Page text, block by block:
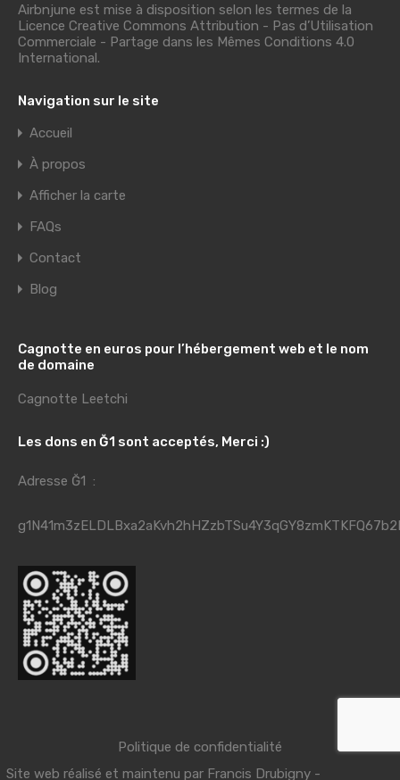
Airbnjune est mise à disposition selon les termes de la
Licence Creative Commons Attribution - Pas d’Utilisation
Commerciale - Partage dans les Mêmes Conditions 4.0
International.
Navigation sur le site
Accueil
À propos
Afficher la carte
FAQs
Contact
Blog
Cagnotte en euros pour l’hébergement web et le nom
de domaine
Cagnotte Leetchi
Les dons en Ğ1 sont acceptés, Merci :)
Adresse Ğ1 :
Politique de confidentialité
Site web réalisé et maintenu par Francis Drubigny -